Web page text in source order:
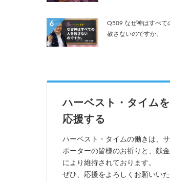
6
Q509 なぜ神はすべて
赦さないのですか。
ハーベスト・タイムを
応援する
ハーベスト・タイムの働きは、サ
ポーターの皆様のお祈りと、献金
により維持されております。
ぜひ、応援をよろしくお願いいた